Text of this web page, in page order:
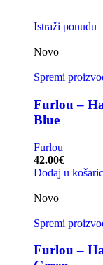
Istraži ponudu
Novo
Spremi
Furlou –
Blue
Furlou
42.00€
Dodaj u
Novo
Spremi
Furlou –